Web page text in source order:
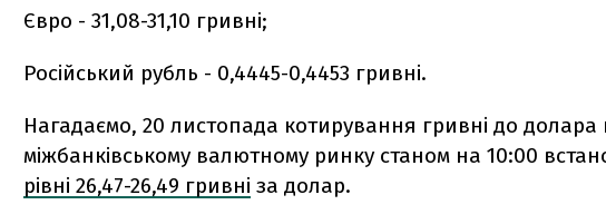
Євро - 31,08-31,10 гривні;
Російський рубль - 0,4445-0,4453 гривні.
Нагадаємо, 20 листопада котирування гривні до долара
міжбанківському валютному ринку станом на 10:00
рівні 26,47-26,49 гривні за долар.